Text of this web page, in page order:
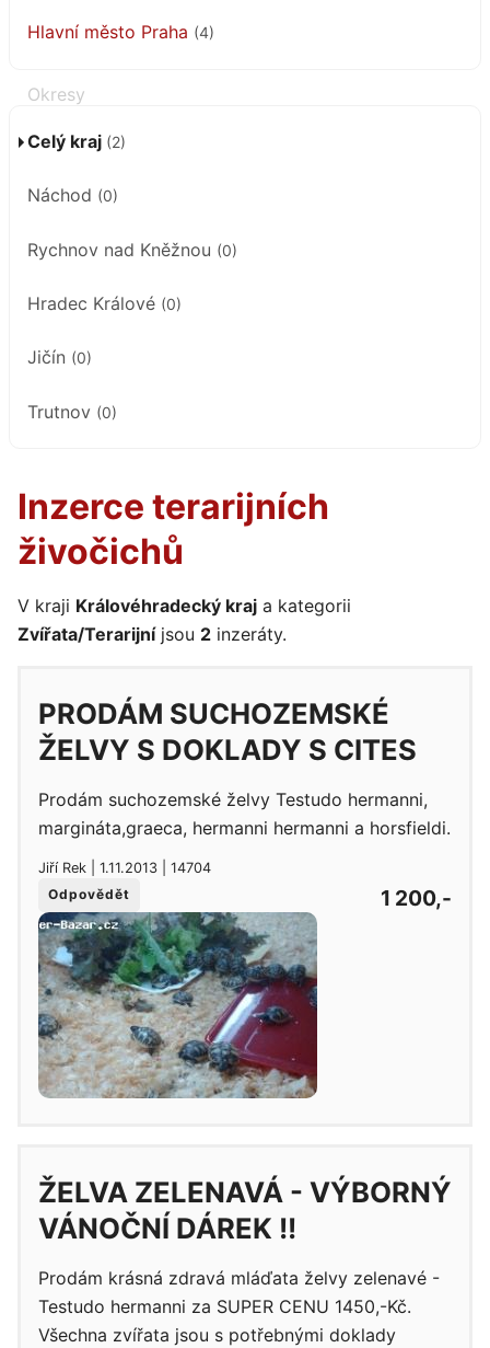
Hlavní město Praha (4)
Celý kraj (2)
Náchod (0)
Rychnov nad Kněžnou (0)
Hradec Králové (0)
Jičín (0)
Trutnov (0)
Inzerce terarijních
živočichů
V kraji Královéhradecký kraj a kategorii
Zvířata/Terarijníjsou 2 inzeráty.
PRODÁM SUCHOZEMSKÉ
ŽELVY S DOKLADY S CITES
Prodám suchozemské želvy Testudo hermanni,
margináta,graeca, hermanni hermanni a horsfieldi.
Jiří Rek | 1.11.2013 | 14704
Odpovědět
1 200,-
ŽELVA ZELENAVÁ - VÝBORNÝ
VÁNOČNÍ DÁREK !!
Prodám krásná zdravá mláďata želvy zelenavé -
Testudo hermanni za SUPER CENU 1450,-Kč.
Všechna zvířata jsou s potřebnými doklady